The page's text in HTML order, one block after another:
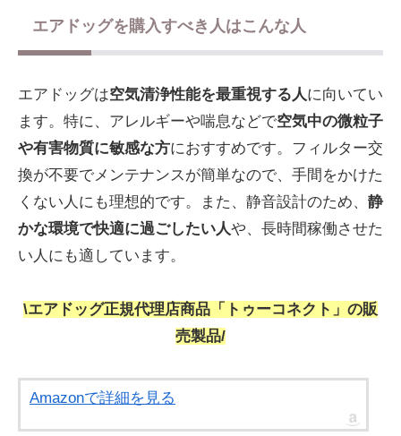
エアドッグを購入すべき人はこんな人
エアドッグは空気清浄性能を最重視する人に向いてい
ます。特に、アレルギーや喘息などで空気中の微粒子
や有害物質に敏感な方におすすめです。フィルター交
換が不要でメンテナンスが簡単なので、手間をかけた
くない人にも理想的です。また、静音設計のため、 静
かな環境で快適に過ごしたい人や、長時間稼働させた
い人にも適しています。
\エアドッグ正規代理店商品「トゥーコネクト」の販
売製品/
Amazonで詳細を見る